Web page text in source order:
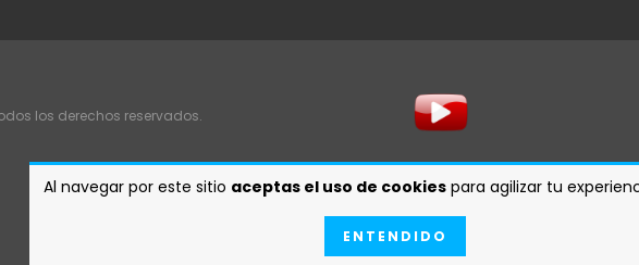
Al navegar por este sitio aceptas el uso de cookiespara agilizar tu
ENTENDIDO
los derechos reservados.